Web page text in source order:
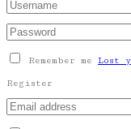
Remember me Lost
Register